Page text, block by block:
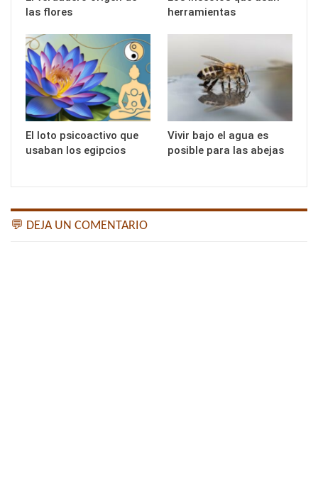
las flores
herramientas
El loto psicoactivo que
usaban los egipcios
Vivir bajo el agua es
posible para las abejas
💬 DEJA UN COMENTARIO